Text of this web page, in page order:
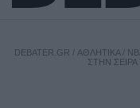
DEBATER.GR / ΑΘΛΗΤΙΚΑ/
ΣΤΗΝ